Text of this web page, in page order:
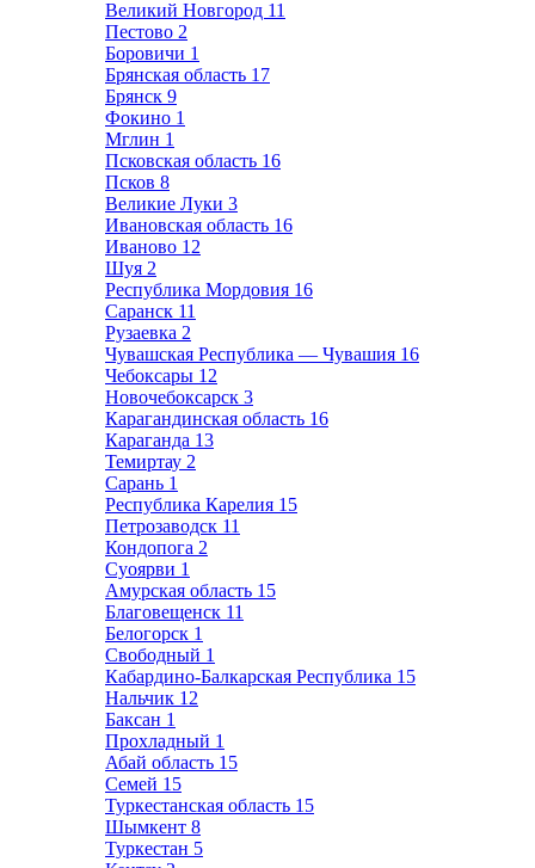
Великий Новгород 11
Пестово 2
Боровичи 1
Брянская область 17
Брянск 9
Фокино 1
Мглин 1
Псковская область 16
Псков 8
Великие Луки 3
Ивановская область 16
Иваново 12
Шуя 2
Республика Мордовия 16
Саранск 11
Рузаевка 2
Чувашская Республика — Чувашия 16
Чебоксары 12
Новочебоксарск 3
Карагандинская область 16
Караганда 13
Темиртау 2
Сарань 1
Республика Карелия 15
Петрозаводск 11
Кондопога 2
Суоярви 1
Амурская область 15
Благовещенск 11
Белогорск 1
Свободный 1
Кабардино-Балкарская Республика 15
Нальчик 12
Баксан 1
Прохладный 1
Абай область 15
Семей 15
Туркестанская область 15
Шымкент 8
Туркестан 5